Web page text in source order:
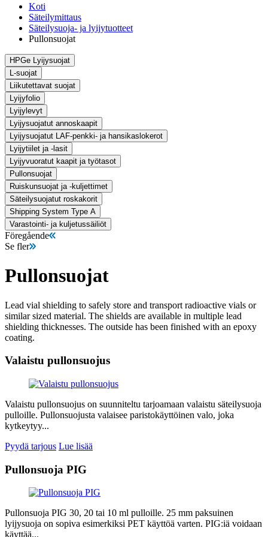
Koti
Säteilymittaus
Säteilysuoja- ja lyijytuotteet
Pullonsuojat
HPGe Lyijysuojat
L-suojat
Liikutettavat suojat
Lyijyfolio
Lyijylevyt
Lyijysuojatut annoskaapit
Lyijysuojatut LAF-penkki- ja hansikaslokerot
Lyijytiilet ja -lasit
Lyijyvuoratut kaapit ja työtasot
Pullonsuojat
Ruiskunsuojat ja -kuljettimet
Säteilysuojatut roskakorit
Shipping System Type A
Varastointi- ja kuljetussäiliöt
Föregående
Se fler
Pullonsuojat
Lead vial shielding to safely store and transport radioactive vials or
similar sized material. The shields are available in multiple lead
shielding thicknesses. The outside has been finished with an epoxy
coating.
Valaistu pullonsuojus
Valaistu pullonsuojus on suunniteltu tarjoamaan valaistu säteilysuoja
pulloille. Pullonsuojusta valaisee paristokäyttöinen valo, joka
kytkeytyy...
Pyydä tarjous Lue lisää
Pullonsuoja PIG
Pullonsuoja PIG 30, 20 tai 10 ml pulloille. 25 mm paksuinen
lyijysuoja on sopiva esimerkiksi PET käyttöä varten. PIG:iä voidaan
käyttää...